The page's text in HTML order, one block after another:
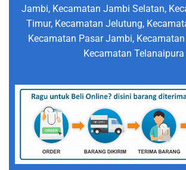
Jambi, Kecamatan Jambi Selatan,
Timur, Kecamatan Jelutung,
Kecamatan Pasar Jambi,
Kecamatan Telanaipura